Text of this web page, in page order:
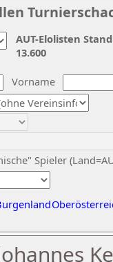
Vorname
Spieler
AUT-Elolisten
13.600